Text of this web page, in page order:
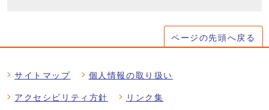
ページの先頭へ戻る
サイトマップ 個人情報の取り扱い
アクセシビリティ方針 リンク集